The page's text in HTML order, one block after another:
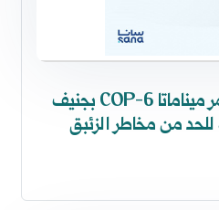
سوريا تشارك في مؤتمر ميناماتا COP-6 بجنيف
للحد من مخاطر الزئبق